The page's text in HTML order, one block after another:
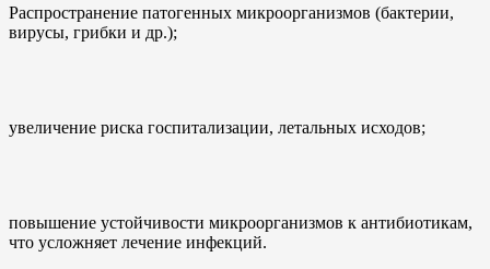
Распространение патогенных микроорганизмов (бактерии,
вирусы, грибки и др.);
увеличение риска госпитализации, летальных исходов;
повышение устойчивости микроорганизмов к антибиотикам,
что усложняет лечение инфекций.